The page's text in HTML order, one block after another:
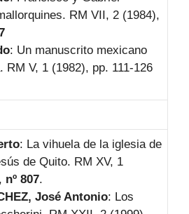
RM VII, 2 (1984),
: Un manuscrito mexicano
RM V, 1 (1982), pp. 111-126
: La vihuela de la iglesia de
de Quito. RM XV, 1
nº 807.
José Antonio: Los